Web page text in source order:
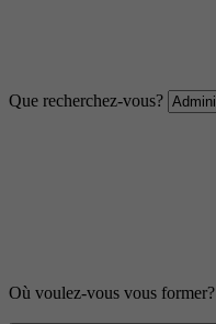
Que recherchez-vous?
Où voulez-vous vous former?